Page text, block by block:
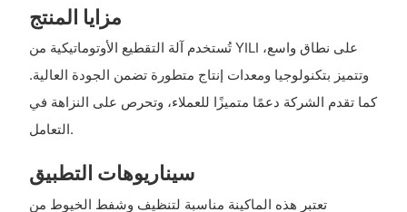
مزايا المنتج
تُستخدم آلة التقطيع الأوتوماتيكية من YILI على نطاق واسع،
وتتميز بتكنولوجيا ومعدات إنتاج متطورة تضمن الجودة العالية.
كما تقدم الشركة دعمًا متميزًا للعملاء، وتحرص على النزاهة في
التعامل.
سيناريوهات التطبيق
تعتبر هذه الماكينة مناسبة لتنظيف وشفط الخيوط من